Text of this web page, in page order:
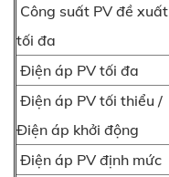
Công suất PV đề xuất
tối đa
Điện áp PV tối đa
Điện áp PV tối thiểu /
Điện áp khởi động
Điện áp PV định mức